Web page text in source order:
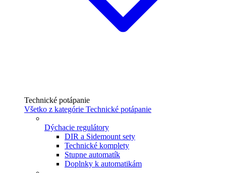
Technické potápanie
Všetko z kategórie Technické potápanie
Dýchacie regulátory
DIR a Sidemount sety
Technické komplety
Stupne automatík
Doplnky k automatikám